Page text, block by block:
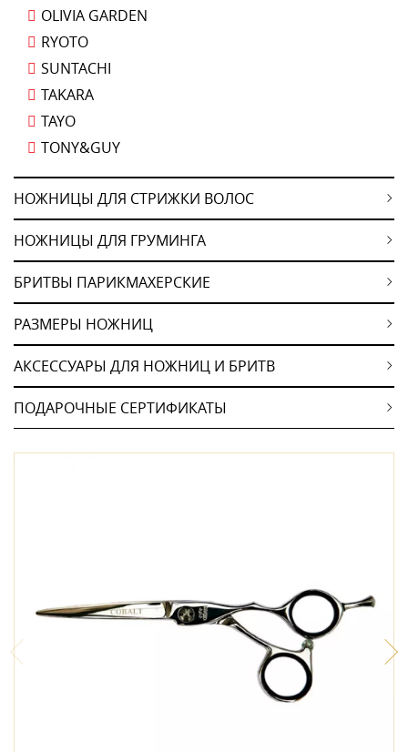
OLIVIA GARDEN
RYOTO
SUNTACHI
TAKARA
TAYO
TONY&GUY
НОЖНИЦЫ ДЛЯ СТРИЖКИ ВОЛОС
НОЖНИЦЫ ДЛЯ ГРУМИНГА
БРИТВЫ ПАРИКМАХЕРСКИЕ
РАЗМЕРЫ НОЖНИЦ
АКСЕССУАРЫ ДЛЯ НОЖНИЦ И БРИТВ
ПОДАРОЧНЫЕ СЕРТИФИКАТЫ